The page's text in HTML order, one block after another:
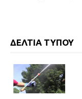
ΔΕΛΤΙΑ ΤΥΠΟΥ